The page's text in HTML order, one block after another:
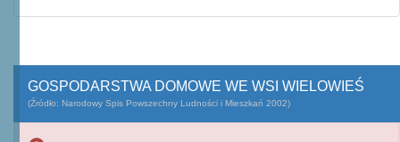
GOSPODARSTWA DOMOWE WE WSI WIELOWIEŚ
(Źródło: Narodowy Spis Powszechny Ludności i Mieszkań 2002)